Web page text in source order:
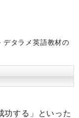
デタラメ英語教材の
功する」といった